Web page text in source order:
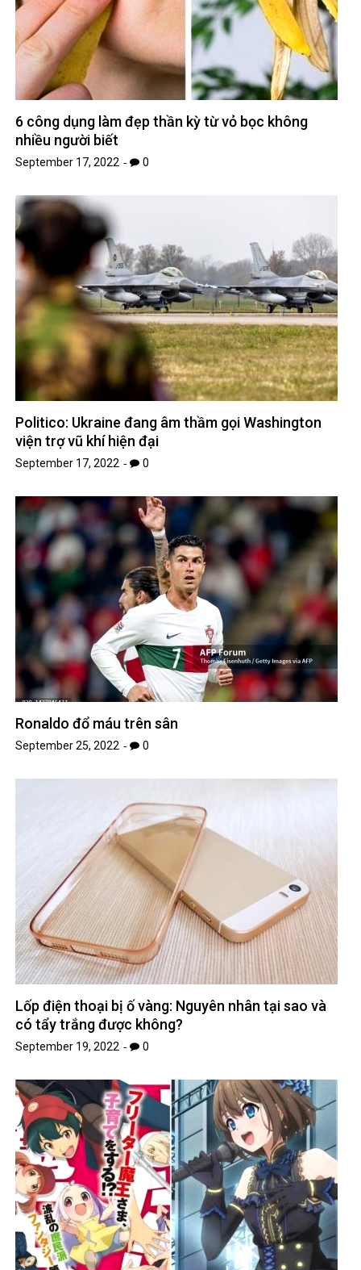
6 công dụng làm đẹp thần kỳ từ vỏ bọc không
nhiều người biết
September 17, 2022 0
Politico: Ukraine đang âm thầm gọi Washington
viện trợ vũ khí hiện đại
September 17, 2022 0
Ronaldo đổ máu trên sân
September 25, 2022 0
Lốp điện thoại bị ố vàng: Nguyên nhân tại sao và
có tẩy trắng được không?
September 19, 2022 0